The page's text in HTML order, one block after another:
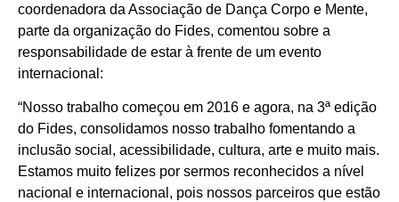
coordenadora da Associação de Dança Corpo e Mente,
parte da organização do Fides, comentou sobre a
responsabilidade de estar à frente de um evento
internacional:
“Nosso trabalho começou em 2016 e agora, na 3ª edição
do Fides, consolidamos nosso trabalho fomentando a
inclusão social, acessibilidade, cultura, arte e muito mais.
Estamos muito felizes por sermos reconhecidos a nível
nacional e internacional, pois nossos parceiros que estão